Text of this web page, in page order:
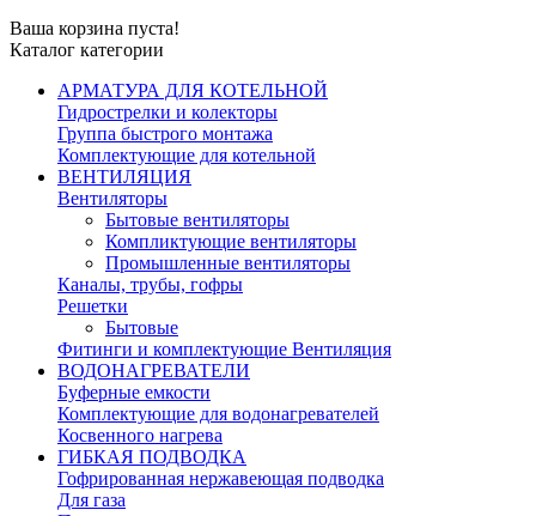
Ваша корзина пуста!
Каталог категории
АРМАТУРА ДЛЯ КОТЕЛЬНОЙ
Гидрострелки и колекторы
Группа быстрого монтажа
Комплектующие для котельной
ВЕНТИЛЯЦИЯ
Вентиляторы
Бытовые вентиляторы
Компликтующие вентиляторы
Промышленные вентиляторы
Каналы, трубы, гофры
Решетки
Бытовые
Фитинги и комплектующие Вентиляция
ВОДОНАГРЕВАТЕЛИ
Буферные емкости
Комплектующие для водонагревателей
Косвенного нагрева
ГИБКАЯ ПОДВОДКА
Гофрированная нержавеющая подводка
Для газа